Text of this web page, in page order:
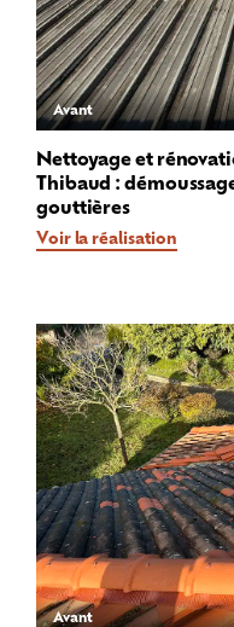
Avant
Nettoyage et
Thibaud :
gouttières
Voir la réalisation
Avant